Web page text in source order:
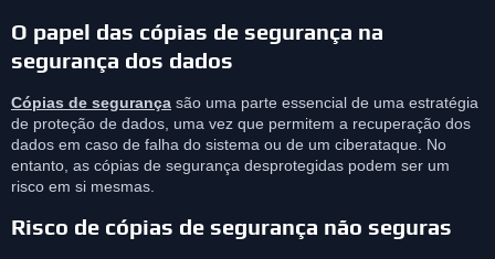
O papel das cópias de segurança na
segurança dos dados
Cópias de segurança são uma parte essencial de uma estratégia
de proteção de dados, uma vez que permitem a recuperação dos
dados em caso de falha do sistema ou de um ciberataque. No
entanto, as cópias de segurança desprotegidas podem ser um
risco em si mesmas.
Risco de cópias de segurança não seguras